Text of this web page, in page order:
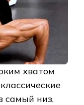
хватом
самый низ,